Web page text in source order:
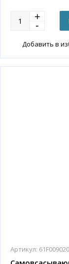
Добавить в
Артикул: